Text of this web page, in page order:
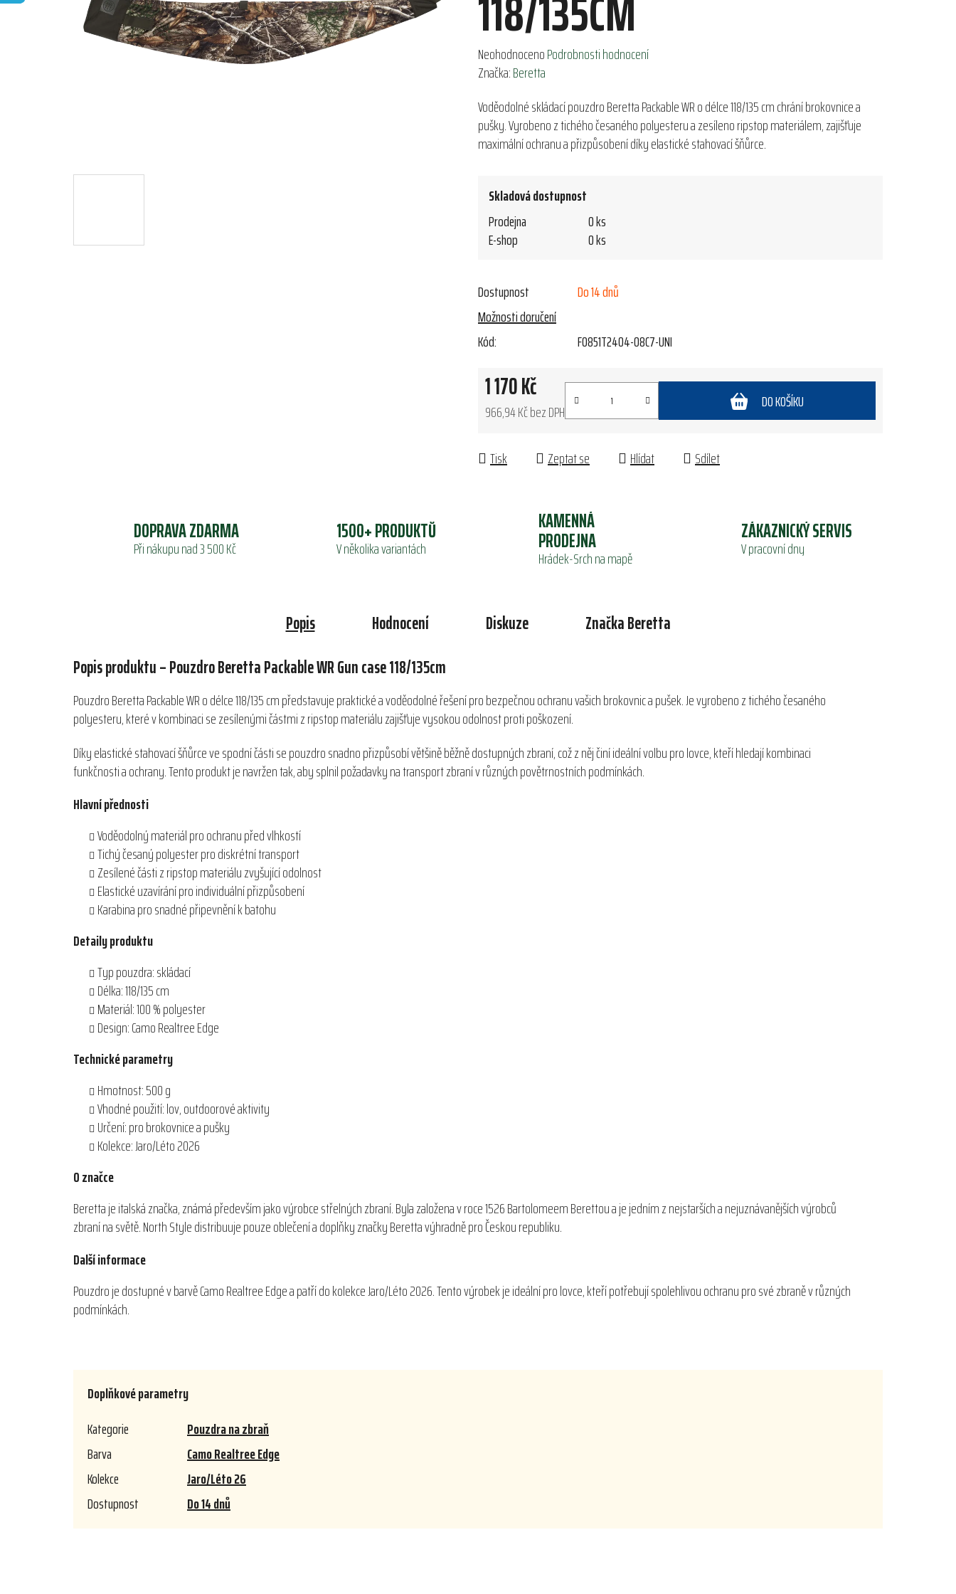
Průměrné
hodnocení
je
0,0
z
NeohodnocenoPodrobnosti hodnocení
Značka:Beretta
Voděodolné skládací pouzdro Beretta Packable WR o délce 118/135 cm chrání brokovnice a
pušky. Vyrobeno z tichého česaného polyesteru a zesíleno ripstop materiálem, zajišťuje
maximální ochranu a přizpůsobení díky elastické stahovací šňůrce.
Skladová dostupnost
Prodejna
0 ks
E-shop
0 ks
Dostupnost
Do 14 dnů
Možnosti doručení
Kód:
FO851T2404-08C7-UNI
1 170 Kč
966,94 Kč bez DPH
DO KOŠÍKU
Tisk Zeptat se Hlídat Sdílet
DOPRAVA ZDARMA
Při nákupu nad 3 500 Kč
1500+ PRODUKTŮ
V několika variantách
KAMENNÁ
PRODEJNA
Hrádek-Srch na mapě
ZÁKAZNICKÝ SERVIS
V pracovní dny
Popis Hodnocení Diskuze ZnačkaBeretta
Popis produktu – Pouzdro Beretta Packable WR Gun case 118/135cm
Pouzdro Beretta Packable WR o délce 118/135 cm představuje praktické a voděodolné řešení pro bezpečnou ochranu vašich brokovnic a pušek. Je vyrobeno z tichého česaného
polyesteru, které v kombinaci se zesílenými částmi z ripstop materiálu zajišťuje vysokou odolnost proti poškození.
Díky elastické stahovací šňůrce ve spodní části se pouzdro snadno přizpůsobí většině běžně dostupných zbraní, což z něj činí ideální volbu pro lovce, kteří hledají kombinaci
funkčnosti a ochrany. Tento produkt je navržen tak, aby splnil požadavky na transport zbraní v různých povětrnostních podmínkách.
Hlavní přednosti
Voděodolný materiál pro ochranu před vlhkostí
Tichý česaný polyester pro diskrétní transport
Zesílené části z ripstop materiálu zvyšující odolnost
Elastické uzavírání pro individuální přizpůsobení
Karabina pro snadné připevnění k batohu
Detaily produktu
Typ pouzdra: skládací
Délka: 118/135 cm
Materiál: 100 % polyester
Design: Camo Realtree Edge
Technické parametry
Hmotnost: 500 g
Vhodné použití: lov, outdoorové aktivity
Určení: pro brokovnice a pušky
Kolekce: Jaro/Léto 2026
O značce
Beretta je italská značka, známá především jako výrobce střelných zbraní. Byla založena v roce 1526 Bartolomeem Berettou a je jedním z nejstarších a nejuznávanějších výrobců
zbraní na světě. North Style distribuuje pouze oblečení a doplňky značky Beretta výhradně pro Českou republiku.
Další informace
Pouzdro je dostupné v barvě Camo Realtree Edge a patří do kolekce Jaro/Léto 2026. Tento výrobek je ideální pro lovce, kteří potřebují spolehlivou ochranu pro své zbraně v různých
podmínkách.
Doplňkové parametry
Kategorie
Pouzdra na zbraň
Barva
Camo Realtree Edge
Kolekce
Jaro/Léto 26
Dostupnost
Do 14 dnů